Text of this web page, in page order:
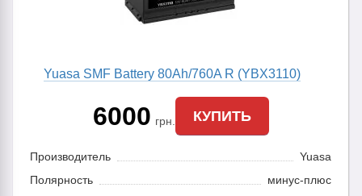
Yuasa SMF Battery 80Ah/760A R (YBX3110)
6000 грн. КУПИТЬ
Производитель
Yuasa
Полярность
минус-плюс